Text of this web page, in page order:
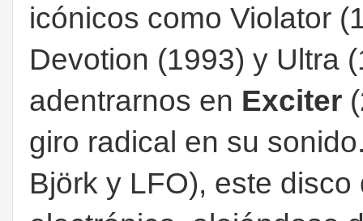
icónicos como Violator
Devotion (1993) y Ultra
adentrarnos en Exciter
giro radical en su
Björk y LFO), este